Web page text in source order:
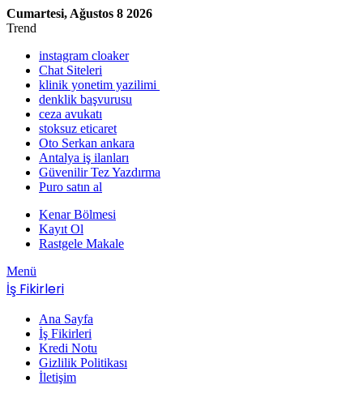
Cumartesi, Ağustos 8 2026
Trend
instagram cloaker
Chat Siteleri
klinik yonetim yazilimi
denklik başvurusu
ceza avukatı
stoksuz eticaret
Oto Serkan ankara
Antalya iş ilanları
Güvenilir Tez Yazdırma
Puro satın al
Kenar Bölmesi
Kayıt Ol
Rastgele Makale
Menü
İş Fikirleri
Ana Sayfa
İş Fikirleri
Kredi Notu
Gizlilik Politikası
İletişim